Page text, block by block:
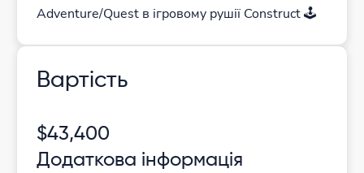
Adventure/Quest в ігровому рушії Construct 🕹️
Вартість
$43,400
Додаткова інформація